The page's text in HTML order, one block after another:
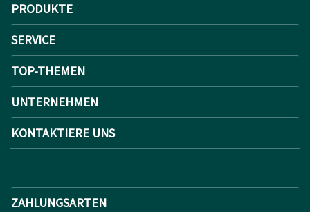
PRODUKTE
SERVICE
TOP-THEMEN
UNTERNEHMEN
KONTAKTIERE UNS
ZAHLUNGSARTEN